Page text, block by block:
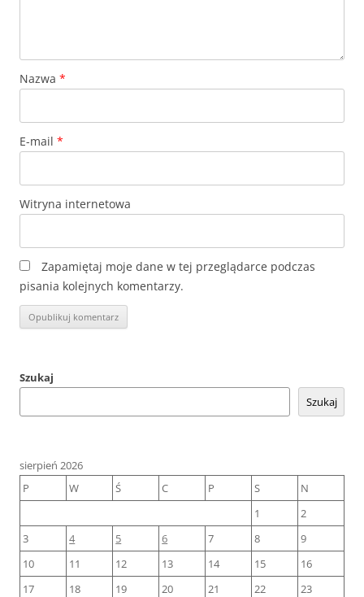
Nazwa *
E-mail *
Witryna internetowa
Zapamiętaj moje dane w tej przeglądarce podczas
pisania kolejnych komentarzy.
Szukaj
Szukaj
sierpień 2026
P
W Ś C P S
N
1
2
3
4 5 6 7 8
9
10
11 12 13 14 15
16
17
18 19 20 21 22
23